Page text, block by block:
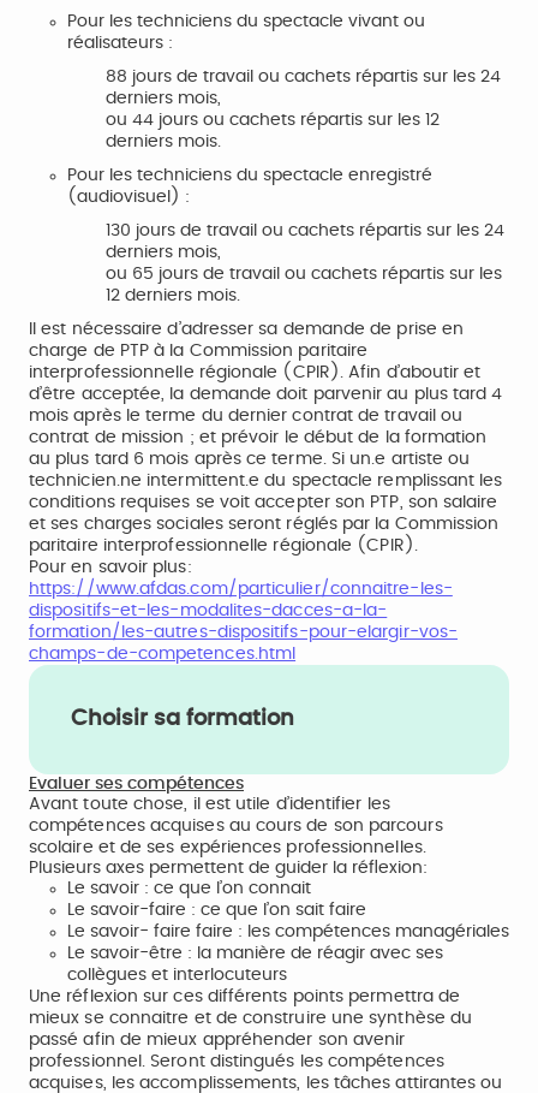
Pour les techniciens du spectacle vivant ou
réalisateurs :
88 jours de travail ou cachets répartis sur les 24
derniers mois,
ou 44 jours ou cachets répartis sur les 12
derniers mois.
Pour les techniciens du spectacle enregistré
(audiovisuel) :
130 jours de travail ou cachets répartis sur les 24
derniers mois,
ou 65 jours de travail ou cachets répartis sur les
12 derniers mois.
Il est nécessaire d’adresser sa demande de prise en
charge de PTP à la Commission paritaire
interprofessionnelle régionale (CPIR). Afin d’aboutir et
d’être acceptée, la demande doit parvenir au plus tard 4
mois après le terme du dernier contrat de travail ou
contrat de mission ; et prévoir le début de la formation
au plus tard 6 mois après ce terme. Si un.e artiste ou
technicien.ne intermittent.e du spectacle remplissant les
conditions requises se voit accepter son PTP, son salaire
et ses charges sociales seront réglés par la Commission
paritaire interprofessionnelle régionale (CPIR).
Pour en savoir plus:
https://www.afdas.com/particulier/connaitre-les-
dispositifs-et-les-modalites-dacces-a-la-
formation/les-autres-dispositifs-pour-elargir-vos-
champs-de-competences.html
Choisir sa formation
Evaluer ses compétences
Avant toute chose, il est utile d’identifier les
compétences acquises au cours de son parcours
scolaire et de ses expériences professionnelles.
Plusieurs axes permettent de guider la réflexion:
Le savoir : ce que l’on connait
Le savoir-faire : ce que l’on sait faire
Le savoir- faire faire : les compétences managériales
Le savoir-être : la manière de réagir avec ses
collègues et interlocuteurs
Une réflexion sur ces différents points permettra de
mieux se connaitre et de construire une synthèse du
passé afin de mieux appréhender son avenir
professionnel. Seront distingués les compétences
acquises, les accomplissements, les tâches attirantes ou